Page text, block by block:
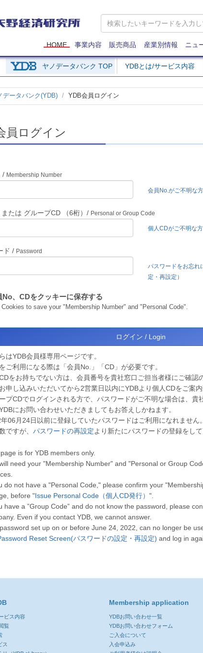
矢
野
研
究
所
HOME 事業内容 販売商品 産業別情報 ニュ
ヤノデータバンク TOP YDBとは/サービス内容
データバンク(YDB) YDB会員ログイン
員ログイン
/ Membership Number
会員No.がご不明な
たは グループCD （6桁）/ Personal or Group Code
個人CDがご不明な
ド / Password
パスワードをお忘れ
定・再設定）
No、CDをクッキーに保存する
Cookies to save your "Membership Number" and "Personal Code".
はYDB会員様専用ページです。
ご利用になる際は「会員No.」「CD」が必要です。
をお持ちでない方は、会員番号を貴社窓口ご担当者様にご確認
申し込みいただいてから2営業日以内にYDBより個人CDをご案内
プCDでログインされる方で、パスワードがご不明な場合は、貴
にお問い合わせいただきましてもお答えしかねます。
06月24日以前に登録していたパスワードはご利用になれません。
ですが、 パスワードの再設定より新たにパスワードの登録をし
is for YDB members only.
need your "Membership Number" and "Personal or Group
do not have a "Personal Code," please confirm your
before "Issue Personal Code（個人CD発行） ".
have a ”Group Code” and do not know the password, please
Even if you contact YDB, we cannot answer.
set up on or before June 24, 2022, can no longer be
Reset Screen(パスワードの設定・再設定) and log in
ビス内容
覧
ス
Membership application
YDBお問い合わせ一覧
YDBお問い合わせフォーム
ご入会について
入会申込み